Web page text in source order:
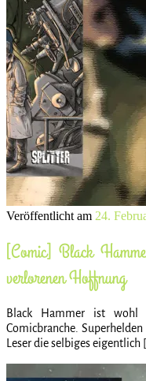
Veröffentlicht am 24.
[Comic] Black
verlorenen Hoffnung
Black Hammer ist wohl
Comicbranche.
Leser die selbiges eigentlich